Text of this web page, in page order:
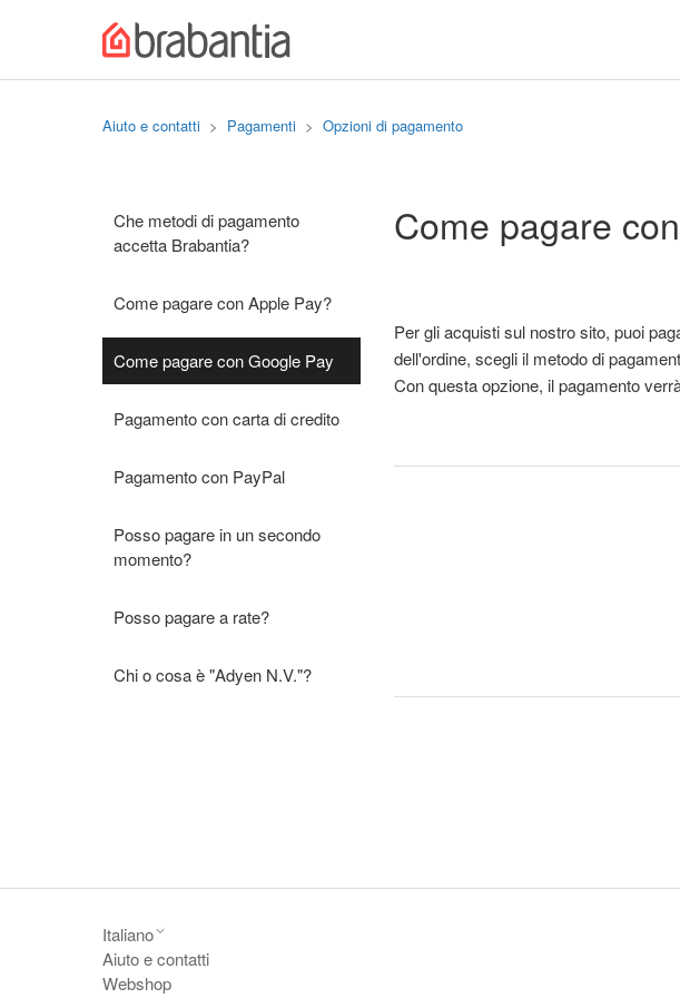
Aiuto e contatti Pagamenti Opzioni di pagamento
Che metodi di pagamento
accetta Brabantia?
Come pagare con Apple Pay?
Come pagare con Google Pay
Pagamento con carta di credito
Pagamento con PayPal
Posso pagare in un secondo
momento?
Posso pagare a rate?
Chi o cosa è "Adyen N.V."?
Come pagare
Per gli acquisti sul nostro sito, puoi
dell'ordine, scegli il metodo di
Con questa opzione, il pagamento
Italiano
Aiuto e contatti
Webshop